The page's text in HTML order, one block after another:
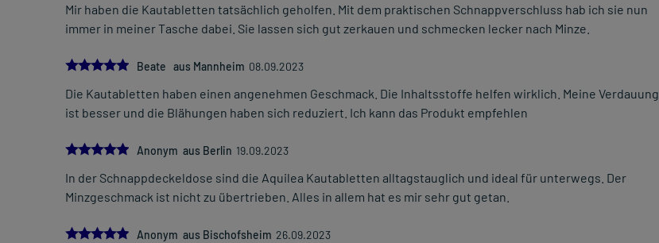
Mir haben die Kautabletten tatsächlich geholfen. Mit dem praktischen Schnappverschluss hab ich sie nun
immer in meiner Tasche dabei. Sie lassen sich gut zerkauen und schmecken lecker nach Minze.
5.0
Beate aus Mannheim 08.09.2023
Die Kautabletten haben einen angenehmen Geschmack. Die Inhaltsstoffe helfen wirklich. Meine Verdauung
ist besser und die Blähungen haben sich reduziert. Ich kann das Produkt empfehlen
5.0
Anonym aus Berlin 19.09.2023
In der Schnappdeckeldose sind die Aquilea Kautabletten alltagstauglich und ideal für unterwegs. Der
Minzgeschmack ist nicht zu übertrieben. Alles in allem hat es mir sehr gut getan.
5.0
Anonym aus Bischofsheim 26.09.2023